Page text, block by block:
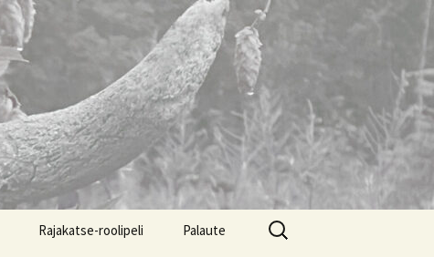
Rajakatse-roolipeli Palaute
Haku: